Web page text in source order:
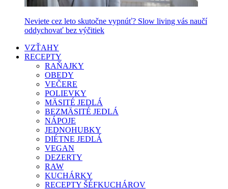
Neviete cez leto skutočne vypnúť? Slow living vás naučí
oddychovať bez výčitiek
VZŤAHY
RECEPTY
RAŇAJKY
OBEDY
VEČERE
POLIEVKY
MÄSITÉ JEDLÁ
BEZMÄSITÉ JEDLÁ
NÁPOJE
JEDNOHUBKY
DIÉTNE JEDLÁ
VEGAN
DEZERTY
RAW
KUCHÁRKY
RECEPTY ŠÉFKUCHÁROV